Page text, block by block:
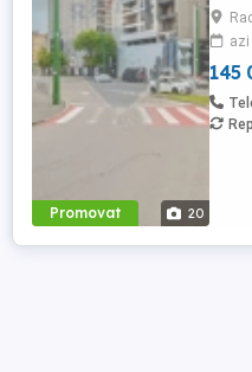
Promovat 20
4 al
cu azi
145